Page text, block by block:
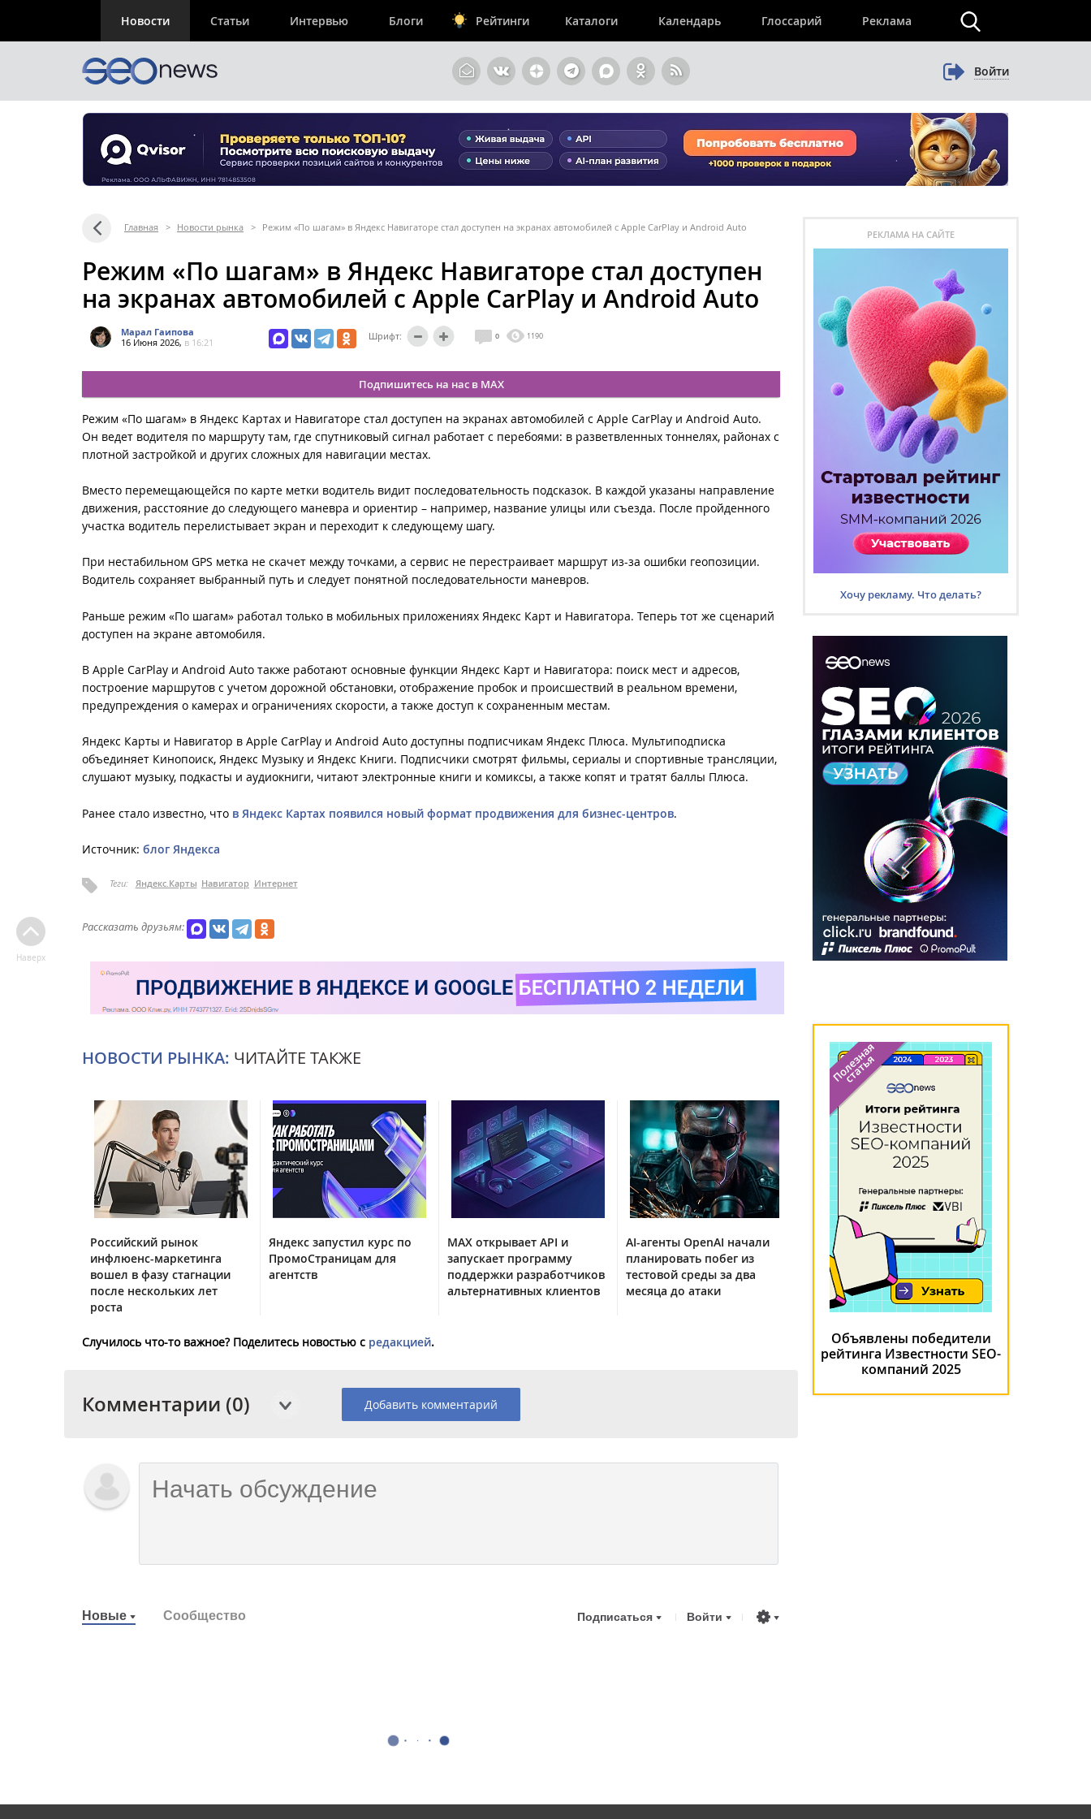
Новости Статьи Интервью Блоги Рейтинги Каталоги Календарь Глоссарий Реклама
Войти
Главная > Новости рынка > Режим «По шагам» в Яндекс Навигаторе стал доступен на экранах автомобилей с Apple CarPlay и Android Auto
Режим «По шагам» в Яндекс Навигаторе стал доступен
на экранах автомобилей с Apple CarPlay и Android Auto
Марал Гаипова
16 Июня 2026, в 16:21
Шрифт: 0 1190
Подпишитесь на нас в MAX
Режим «По шагам» в Яндекс Картах и Навигаторе стал доступен на экранах автомобилей с Apple CarPlay и Android Auto.
Он ведет водителя по маршруту там, где спутниковый сигнал работает с перебоями: в разветвленных тоннелях, районах с
плотной застройкой и других сложных для навигации местах.
Вместо перемещающейся по карте метки водитель видит последовательность подсказок. В каждой указаны направление
движения, расстояние до следующего маневра и ориентир – например, название улицы или съезда. После пройденного
участка водитель перелистывает экран и переходит к следующему шагу.
При нестабильном GPS метка не скачет между точками, а сервис не перестраивает маршрут из-за ошибки геопозиции.
Водитель сохраняет выбранный путь и следует понятной последовательности маневров.
Раньше режим «По шагам» работал только в мобильных приложениях Яндекс Карт и Навигатора. Теперь тот же сценарий
доступен на экране автомобиля.
В Apple CarPlay и Android Auto также работают основные функции Яндекс Карт и Навигатора: поиск мест и адресов,
построение маршрутов с учетом дорожной обстановки, отображение пробок и происшествий в реальном времени,
предупреждения о камерах и ограничениях скорости, а также доступ к сохраненным местам.
Яндекс Карты и Навигатор в Apple CarPlay и Android Auto доступны подписчикам Яндекс Плюса. Мультиподписка
объединяет Кинопоиск, Яндекс Музыку и Яндекс Книги. Подписчики смотрят фильмы, сериалы и спортивные трансляции,
слушают музыку, подкасты и аудиокниги, читают электронные книги и комиксы, а также копят и тратят баллы Плюса.
Ранее стало известно, что в Яндекс Картах появился новый формат продвижения для бизнес-центров.
Источник: блог Яндекса
Теги: Яндекс.Карты Навигатор Интернет
Рассказать друзьям:
НОВОСТИ РЫНКА: ЧИТАЙТЕ ТАКЖЕ
Российский рынок
инфлюенс-маркетинга
вошел в фазу стагнации
после нескольких лет
роста
Яндекс запустил курс по
ПромоСтраницам для
агентств
MAX открывает API и
запускает программу
поддержки разработчиков
альтернативных клиентов
AI-агенты OpenAI начали
планировать побег из
тестовой среды за два
месяца до атаки
Случилось что-то важное? Поделитесь новостью с редакцией.
Комментарии (0) Добавить комментарий
Новые Сообщество Подписаться Войти
Наверх
РЕКЛАМА НА САЙТЕ
Хочу рекламу. Что делать?
Объявлены победители
рейтинга Известности SEO-
компаний 2025